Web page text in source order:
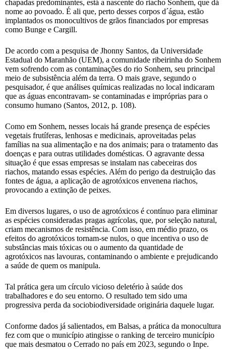
chapadas predominantes, está a nascente do riacho Sonhem, que dá
nome ao povoado. É ali que, perto desses corpos d´água, estão
implantados os monocultivos de grãos financiados por empresas
como Bunge e Cargill.
De acordo com a pesquisa de Jhonny Santos, da Universidade
Estadual do Maranhão (UEM), a comunidade ribeirinha do Sonhem
vem sofrendo com as contaminações do rio Sonhem, seu principal
meio de subsistência além da terra. O mais grave, segundo o
pesquisador, é que análises químicas realizadas no local indicaram
que as águas encontravam- se contaminadas e impróprias para o
consumo humano (Santos, 2012, p. 108).
Como em Sonhem, nesses locais há grande presença de espécies
vegetais frutíferas, lenhosas e medicinais, aproveitadas pelas
famílias na sua alimentação e na dos animais; para o tratamento das
doenças e para outras utilidades domésticas. O agravante dessa
situação é que essas empresas se instalam nas cabeceiras dos
riachos, matando essas espécies. Além do perigo da destruição das
fontes de água, a aplicação de agrotóxicos envenena riachos,
provocando a extinção de peixes.
Em diversos lugares, o uso de agrotóxicos é contínuo para eliminar
as espécies consideradas pragas agrícolas, que, por seleção natural,
criam mecanismos de resistência. Com isso, em médio prazo, os
efeitos do agrotóxicos tornam-se nulos, o que incentiva o uso de
substâncias mais tóxicas ou o aumento da quantidade de
agrotóxicos nas lavouras, contaminando o ambiente e prejudicando
a saúde de quem os manipula.
Tal prática gera um círculo vicioso deletério à saúde dos
trabalhadores e do seu entorno. O resultado tem sido uma
progressiva perda da sociobiodiversidade originária daquele lugar.
Conforme dados já salientados, em Balsas, a prática da monocultura
fez com que o município atingisse o ranking de terceiro município
que mais desmatou o Cerrado no país em 2023, segundo o Inpe.